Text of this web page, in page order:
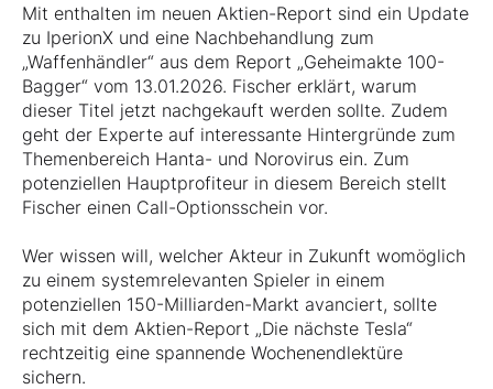
Mit enthalten im neuen Aktien-Report sind ein Update
zu IperionX und eine Nachbehandlung zum
„Waffenhändler“ aus dem Report „Geheimakte 100-
Bagger“ vom 13.01.2026. Fischer erklärt, warum
dieser Titel jetzt nachgekauft werden sollte. Zudem
geht der Experte auf interessante Hintergründe zum
Themenbereich Hanta- und Norovirus ein. Zum
potenziellen Hauptprofiteur in diesem Bereich stellt
Fischer einen Call-Optionsschein vor.
Wer wissen will, welcher Akteur in Zukunft womöglich
zu einem systemrelevanten Spieler in einem
potenziellen 150-Milliarden-Markt avanciert, sollte
sich mit dem Aktien-Report „Die nächste Tesla“
rechtzeitig eine spannende Wochenendlektüre
sichern.